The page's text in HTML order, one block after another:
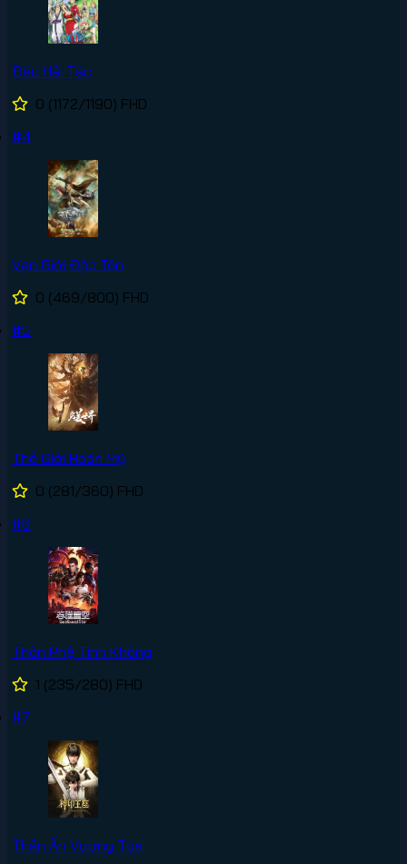
Đảo Hải Tặc
0 (1172/1190) FHD
#4
Vạn Giới Độc Tôn
0 (469/800) FHD
#5
Thế Giới Hoàn Mỹ
0 (281/360) FHD
#6
Thôn Phệ Tinh Không
1 (235/280) FHD
#7
Thần Ấn Vương Tọa